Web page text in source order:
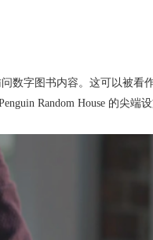
数字图书内容。这可以被看
Random House 的尖端